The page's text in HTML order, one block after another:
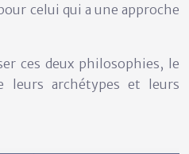
celui qui a une approche
ces deux philosophies, le
leurs archétypes et leurs